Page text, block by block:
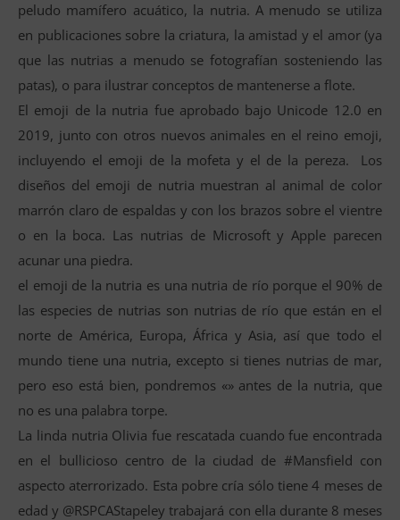
peludo mamífero acuático, la nutria. A menudo se utiliza
en publicaciones sobre la criatura, la amistad y el amor (ya
que las nutrias a menudo se fotografían sosteniendo las
patas), o para ilustrar conceptos de mantenerse a flote.
El emoji de la nutria fue aprobado bajo Unicode 12.0 en
2019, junto con otros nuevos animales en el reino emoji,
incluyendo el emoji de la mofeta y el de la pereza. Los
diseños del emoji de nutria muestran al animal de color
marrón claro de espaldas y con los brazos sobre el vientre
o en la boca. Las nutrias de Microsoft y Apple parecen
acunar una piedra.
el emoji de la nutria es una nutria de río porque el 90% de
las especies de nutrias son nutrias de río que están en el
norte de América, Europa, África y Asia, así que todo el
mundo tiene una nutria, excepto si tienes nutrias de mar,
pero eso está bien, pondremos «» antes de la nutria, que
no es una palabra torpe.
La linda nutria Olivia fue rescatada cuando fue encontrada
en el bullicioso centro de la ciudad de #Mansfield con
aspecto aterrorizado. Esta pobre cría sólo tiene 4 meses de
edad y @RSPCAStapeley trabajará con ella durante 8 meses